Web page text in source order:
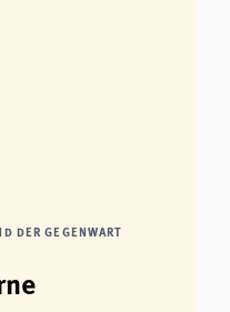
DER GEGENWART